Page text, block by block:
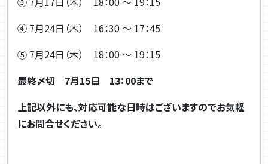
④ 7月24日（木） 16：30 ～ 17：45
⑤ 7月24日（木） 18：00 ～ 19：15
最終〆切 7月15日 13：00まで
上記以外にも、対応可能な日時はございますのでお気軽
にお問合せください。